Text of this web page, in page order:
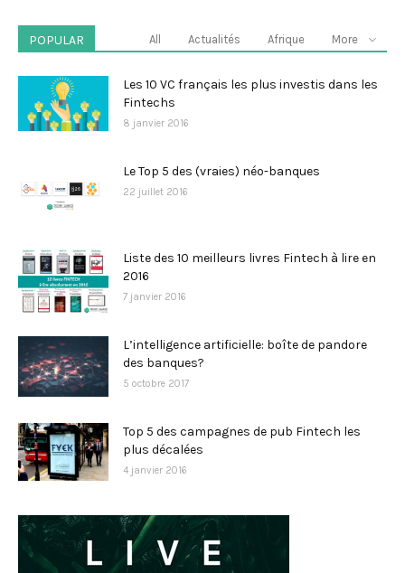
POPULAR All Actualités Afrique More
Les 10 VC français les plus investis dans les
Fintechs
8 janvier 2016
Le Top 5 des (vraies) néo-banques
22 juillet 2016
Liste des 10 meilleurs livres Fintech à lire en
2016
7 janvier 2016
L’intelligence artificielle: boîte de pandore
des banques?
5 octobre 2017
Top 5 des campagnes de pub Fintech les
plus décalées
4 janvier 2016